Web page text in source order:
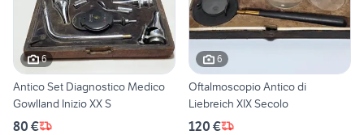
6
Antico Set Diagnostico Medico
Gowlland Inizio XX S
80 €
6
Oftalmoscopio Antico di
Liebreich XIX Secolo
120 €